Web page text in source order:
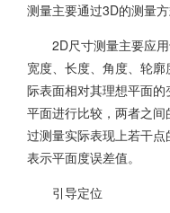
测量主要通过3D的测量方
2D尺寸测量主要应用
宽度、长度、角度、轮
际表面相对其理想平面
平面进行比较，两者之
过测量实际表现上若干
表示平面度误差值。
引导定位